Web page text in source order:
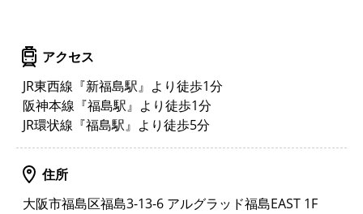
アクセス
JR東西線『新福島駅』より徒歩1分
阪神本線『福島駅』より徒歩1分
JR環状線『福島駅』より徒歩5分
住所
大阪市福島区福島3-13-6 アルグラッド福島EAST 1F